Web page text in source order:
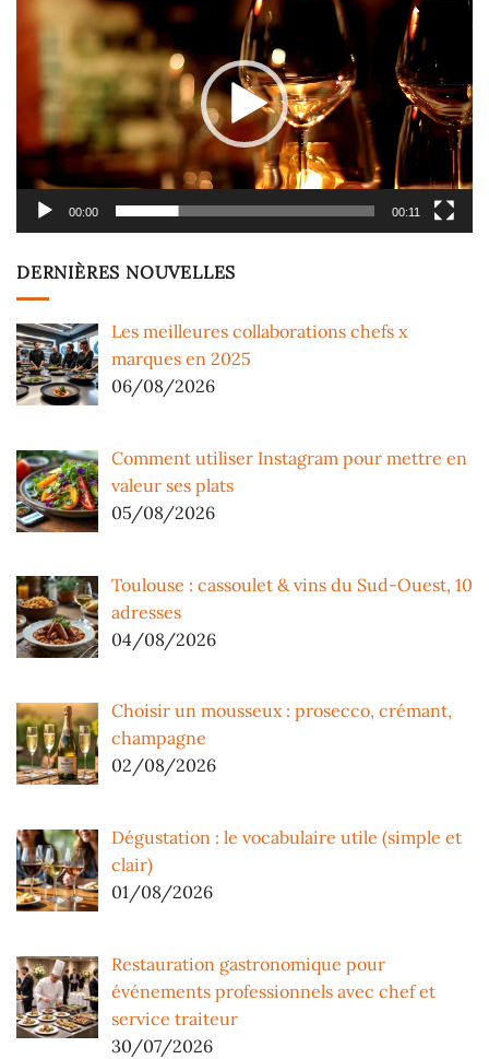
vidéo
00:00 00:11
DERNIÈRES NOUVELLES
Les meilleures collaborations chefs x
marques en 2025
06/08/2026
Comment utiliser Instagram pour mettre en
valeur ses plats
05/08/2026
Toulouse : cassoulet & vins du Sud-Ouest, 10
adresses
04/08/2026
Choisir un mousseux : prosecco, crémant,
champagne
02/08/2026
Dégustation : le vocabulaire utile (simple et
clair)
01/08/2026
Restauration gastronomique pour
événements professionnels avec chef et
service traiteur
30/07/2026